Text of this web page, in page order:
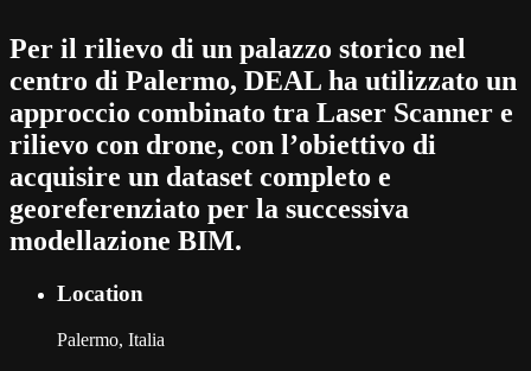
Per il rilievo di un palazzo storico nel
centro di Palermo, DEAL ha utilizzato un
approccio combinato tra Laser Scanner e
rilievo con drone, con l’obiettivo di
acquisire un dataset completo e
georeferenziato per la successiva
modellazione BIM.
Location
Palermo, Italia